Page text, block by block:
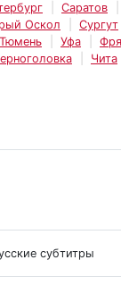
Саратов
Оскол Сургут
Тюмень Уфа
Чита
субтитры